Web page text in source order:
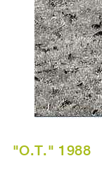
"O.T." 1988